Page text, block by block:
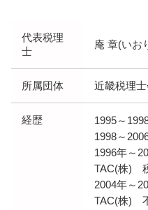
代表税理
士
庵 章(いお
所属団体 近畿税理
経歴
1995～
1998～
1996年～
TAC(株)
2004年～
TAC(株)